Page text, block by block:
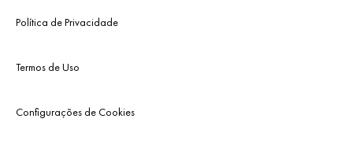
Política de Privacidade
Termos de Uso
Configurações de Cookies